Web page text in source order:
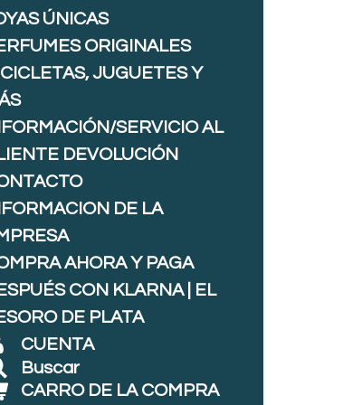
ÚNICAS
ORIGINALES
JUGUETES Y
SERVICIO AL
DEVOLUCIÓN
DE LA
AHORA Y PAGA
CON KLARNA | EL
DE PLATA
CUENTA
Buscar
CARRO DE LA COMPRA